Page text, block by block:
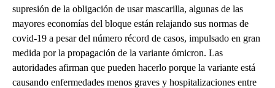
supresión de la obligación de usar mascarilla, algunas de las
mayores economías del bloque están relajando sus normas de
covid-19 a pesar del número récord de casos, impulsado en gran
medida por la propagación de la variante ómicron. Las
autoridades afirman que pueden hacerlo porque la variante está
causando enfermedades menos graves y hospitalizaciones entre